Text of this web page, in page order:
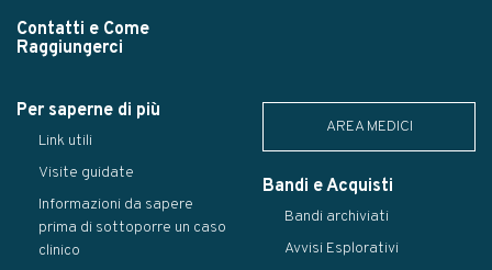
Contatti e Come
Raggiungerci
Per saperne di più
Link utili
Visite guidate
Informazioni da sapere
prima di sottoporre un caso
clinico
AREA MEDICI
Bandi e Acquisti
Bandi archiviati
Avvisi Esplorativi